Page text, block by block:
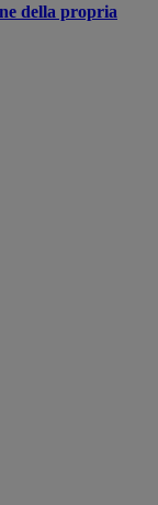
della propria